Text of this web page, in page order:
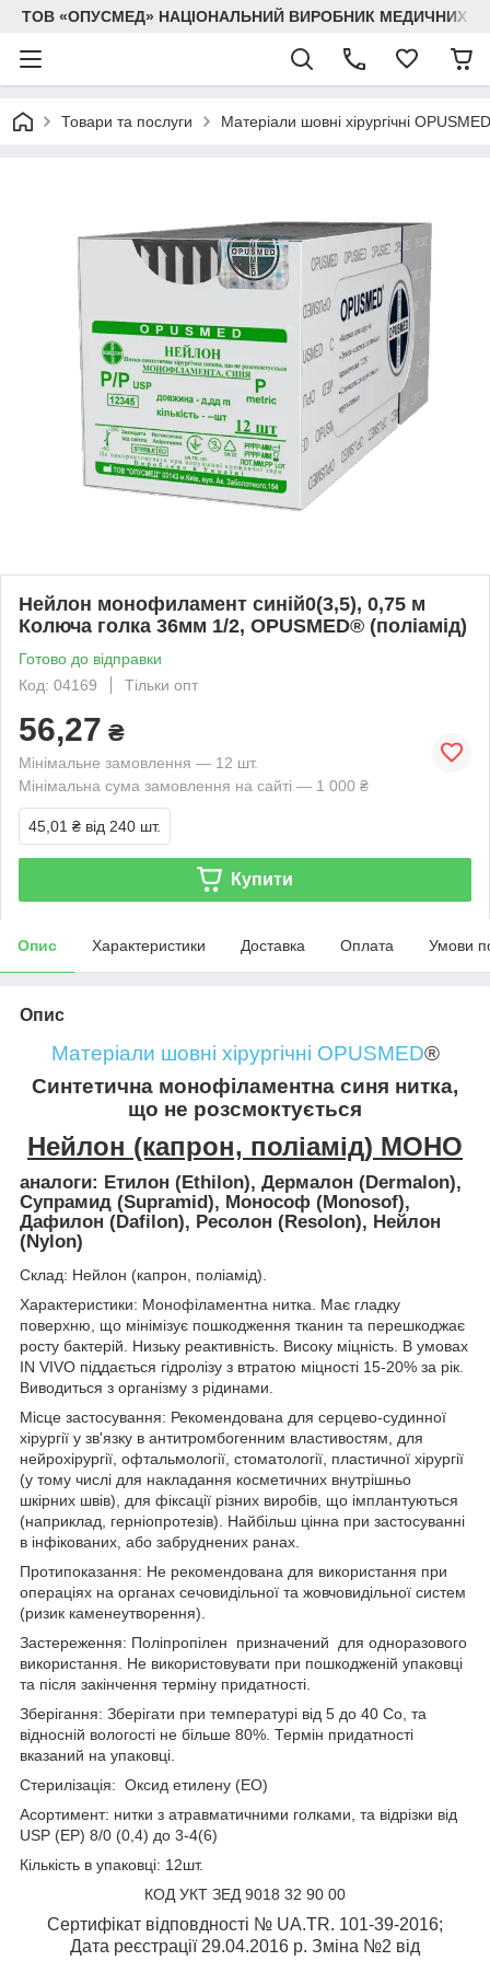
ТОВ «ОПУСМЕД» НАЦІОНАЛЬНИЙ ВИРОБНИК МЕДИЧНИХ
Товари та послуги Матеріали шовні хірургічні OPUSMED
Нейлон монофиламент синій0(3,5), 0,75 м
Колюча голка 36мм 1/2, OPUSMED® (поліамід)
Готово до відправки
Код: 04169
Тільки опт
56,27 ₴
Мінімальне замовлення — 12 шт.
Мінімальна сума замовлення на сайті — 1 000 ₴
45,01 ₴ від 240 шт.
Купити
Опис Характеристики Доставка Оплата Умови
Опис
Матеріали шовні хірургічні OPUSMED®
Синтетична монофіламентна синя нитка,
що не розсмоктується
Нейлон (капрон, поліамід) МОНО
аналоги: Етилон (Ethilon), Дермалон (Dermalon),
Супрамид (Supramid), Монософ (Monosof),
Дафилон (Dafilon), Ресолон (Resolon), Нейлон
(Nylon)
Склад: Нейлон (капрон, поліамід).
Характеристики: Монофіламентна нитка. Має гладку
поверхню, що мінімізує пошкодження тканин та перешкоджає
росту бактерій. Низьку реактивність. Високу міцність. В умовах
IN VIVO піддається гідролізу з втратою міцності 15-20% за рік.
Виводиться з організму з рідинами.
Місце застосування: Рекомендована для серцево-судинної
хірургії у зв'язку в антитромбогенним властивостям, для
нейрохірургії, офтальмології, стоматології, пластичної хірургії
(у тому числі для накладання косметичних внутрішньо
шкірних швів), для фіксації різних виробів, що імплантуються
(наприклад, герніопротезів). Найбільш цінна при застосуванні
в інфікованих, або забруднених ранах.
Протипоказання: Не рекомендована для використання при
операціях на органах сечовидільної та жовчовидільної систем
(ризик каменеутворення).
Застереження: Поліпропілен призначений для одноразового
використання. Не використовувати при пошкодженій упаковці
та після закінчення терміну придатності.
Зберігання: Зберігати при температурі від 5 до 40 Со , та
відносній вологості не більше 80%. Термін придатності
вказаний на упаковці.
Стерилізація: Оксид етилену (ЕО)
Асортимент: нитки з атравматичними голками, та відрізки від
USP (EP) 8/0 (0,4) до 3-4(6)
Кількість в упаковці: 12шт.
КОД УКТ ЗЕД 9018 32 90 00
Сертифікат відповдності № UA.TR. 101-39-2016;
Дата реєстрації 29.04.2016 р. Зміна №2 від